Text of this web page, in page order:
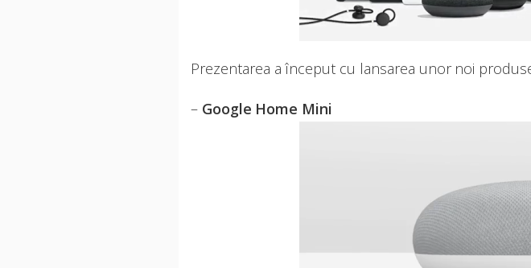
Prezentarea a început cu lansarea unor noi
– Google Home Mini